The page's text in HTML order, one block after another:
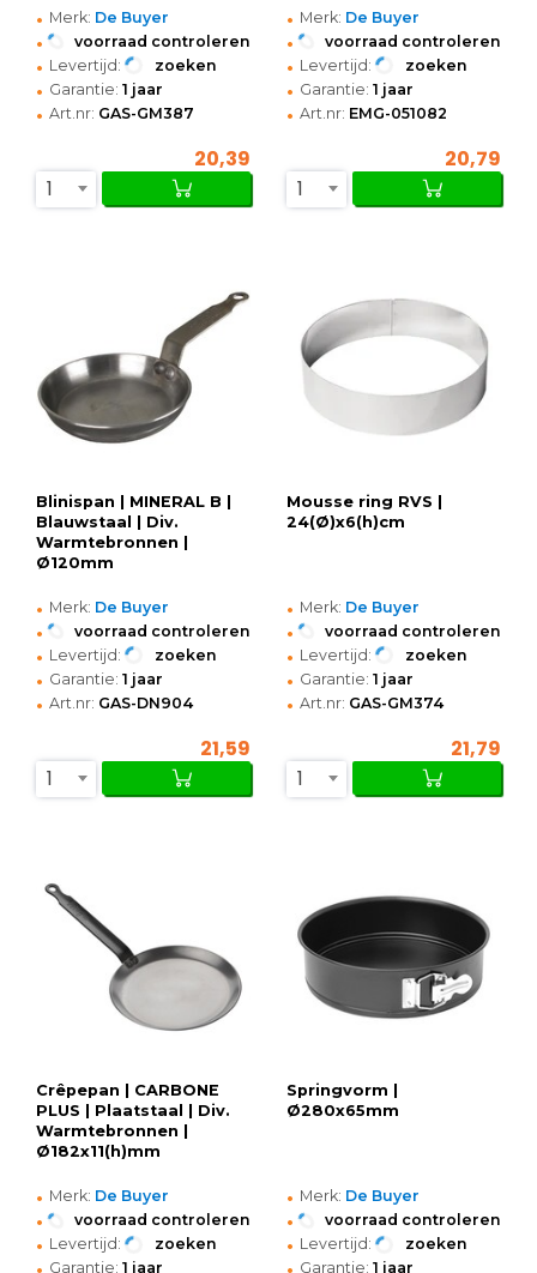
• Merk: De Buyer
• voorraad controleren
• Levertijd: zoeken
• Garantie: 1 jaar
• Art.nr: GAS-GM387
20,39
1
• Merk: De Buyer
• voorraad controleren
• Levertijd: zoeken
• Garantie: 1 jaar
• Art.nr: EMG-051082
20,79
1
Blinispan | MINERAL B |
Blauwstaal | Div.
Warmtebronnen |
Ø120mm
• Merk: De Buyer
• voorraad controleren
• Levertijd: zoeken
• Garantie: 1 jaar
• Art.nr: GAS-DN904
21,59
1
Mousse ring RVS |
24(Ø)x6(h)cm
• Merk: De Buyer
• voorraad controleren
• Levertijd: zoeken
• Garantie: 1 jaar
• Art.nr: GAS-GM374
21,79
1
Crêpepan | CARBONE
PLUS | Plaatstaal | Div.
Warmtebronnen |
Ø182x11(h)mm
• Merk: De Buyer
• voorraad controleren
• Levertijd: zoeken
Garantie: 1 jaar
Springvorm |
Ø280x65mm
• Merk: De Buyer
• voorraad controleren
• Levertijd: zoeken
Garantie: 1 jaar